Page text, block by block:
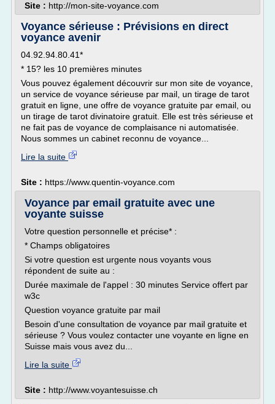
Site : http://mon-site-voyance.com
Voyance sérieuse : Prévisions en direct
voyance avenir
04.92.94.80.41*
* 15? les 10 premières minutes
Vous pouvez également découvrir sur mon site de voyance,
un service de voyance sérieuse par mail, un tirage de tarot
gratuit en ligne, une offre de voyance gratuite par email, ou
un tirage de tarot divinatoire gratuit. Elle est très sérieuse et
ne fait pas de voyance de complaisance ni automatisée.
Nous sommes un cabinet reconnu de voyance...
Lire la suite
Site : https://www.quentin-voyance.com
Voyance par email gratuite avec une
voyante suisse
Votre question personnelle et précise* :
* Champs obligatoires
Si votre question est urgente nous voyants vous
répondent de suite au :
Durée maximale de l'appel : 30 minutes Service offert par
w3c
Question voyance gratuite par mail
Besoin d'une consultation de voyance par mail gratuite et
sérieuse ? Vous voulez contacter une voyante en ligne en
Suisse mais vous avez du...
Lire la suite
Site : http://www.voyantesuisse.ch